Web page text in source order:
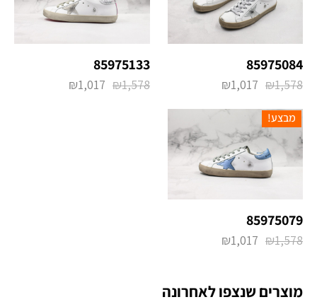
85975084
₪1,578
₪1,017
85975133
₪1,578
₪1,017
מבצע!
85975079
₪1,578
₪1,017
מוצרים שנצפו לאחרונה